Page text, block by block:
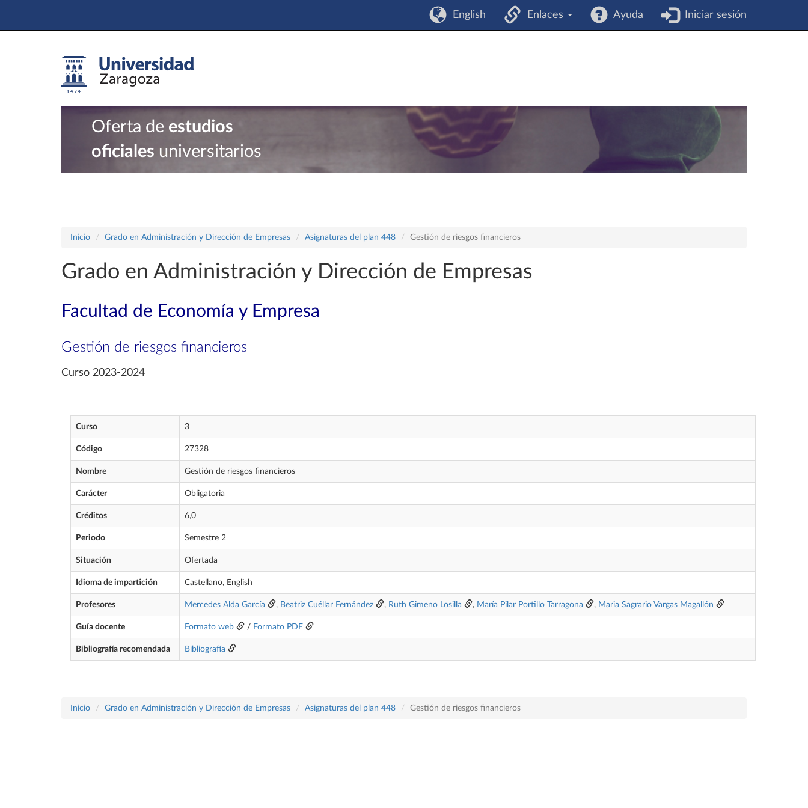
English Enlaces Ayuda Iniciar sesión
Oferta de estudios
oficiales universitarios
Inicio Grado en Administración y Dirección de Empresas Asignaturas del plan 448 Gestión de riesgos financieros
Grado en Administración y Dirección de Empresas
Facultad de Economía y Empresa
Gestión de riesgos financieros
Curso 2023-2024
Curso 3
Código 27328
Nombre Gestión de riesgos financieros
Carácter Obligatoria
Créditos 6,0
Periodo Semestre 2
Situación Ofertada
Idioma de impartición Castellano, English
Profesores Mercedes Alda García , Beatriz Cuéllar Fernández , Ruth Gimeno Losilla , María Pilar Portillo Tarragona , Maria Sagrario Vargas Magallón
Guía docente Formato web / Formato PDF
Bibliografía recomendada Bibliografía
Inicio Grado en Administración y Dirección de Empresas Asignaturas del plan 448 Gestión de riesgos financieros